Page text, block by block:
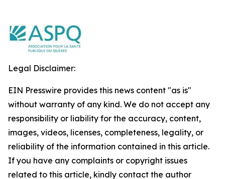
Legal Disclaimer:
EIN Presswire provides this news content "as is"
without warranty of any kind. We do not accept any
responsibility or liability for the accuracy, content,
images, videos, licenses, completeness, legality, or
reliability of the information contained in this article.
If you have any complaints or copyright issues
related to this article, kindly contact the author